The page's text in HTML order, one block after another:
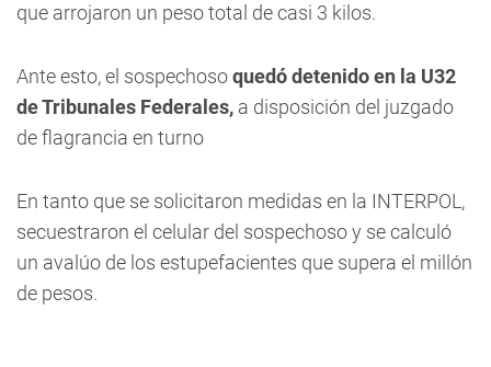
que arrojaron un peso total de casi 3 kilos.
Ante esto, el sospechosoquedó detenido en la U32
de Tribunales Federales, a disposición del juzgado
de flagrancia en turno
En tanto que se solicitaron medidas en la INTERPOL,
secuestraron el celular del sospechoso y se calculó
un avalúo de los estupefacientes que supera el millón
de pesos.